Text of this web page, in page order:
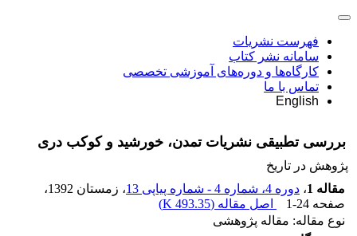
فهرست نشریات
سامانه نشر کتاب
کارگاه‌ها و دوره‌های آموزشی تخصصی
تماس با ما
English
بررسی تطبیقی نشریات تمدن، خورشید و کوکب دری
پژوهش در تاریخ
مقاله 1
، دوره 4، شماره 4 - شماره پیاپی 13 ، زمستان 1392
،
صفحه 1-24 اصل مقاله (493.35 K
)
نوع مقاله: مقاله پژوهشی